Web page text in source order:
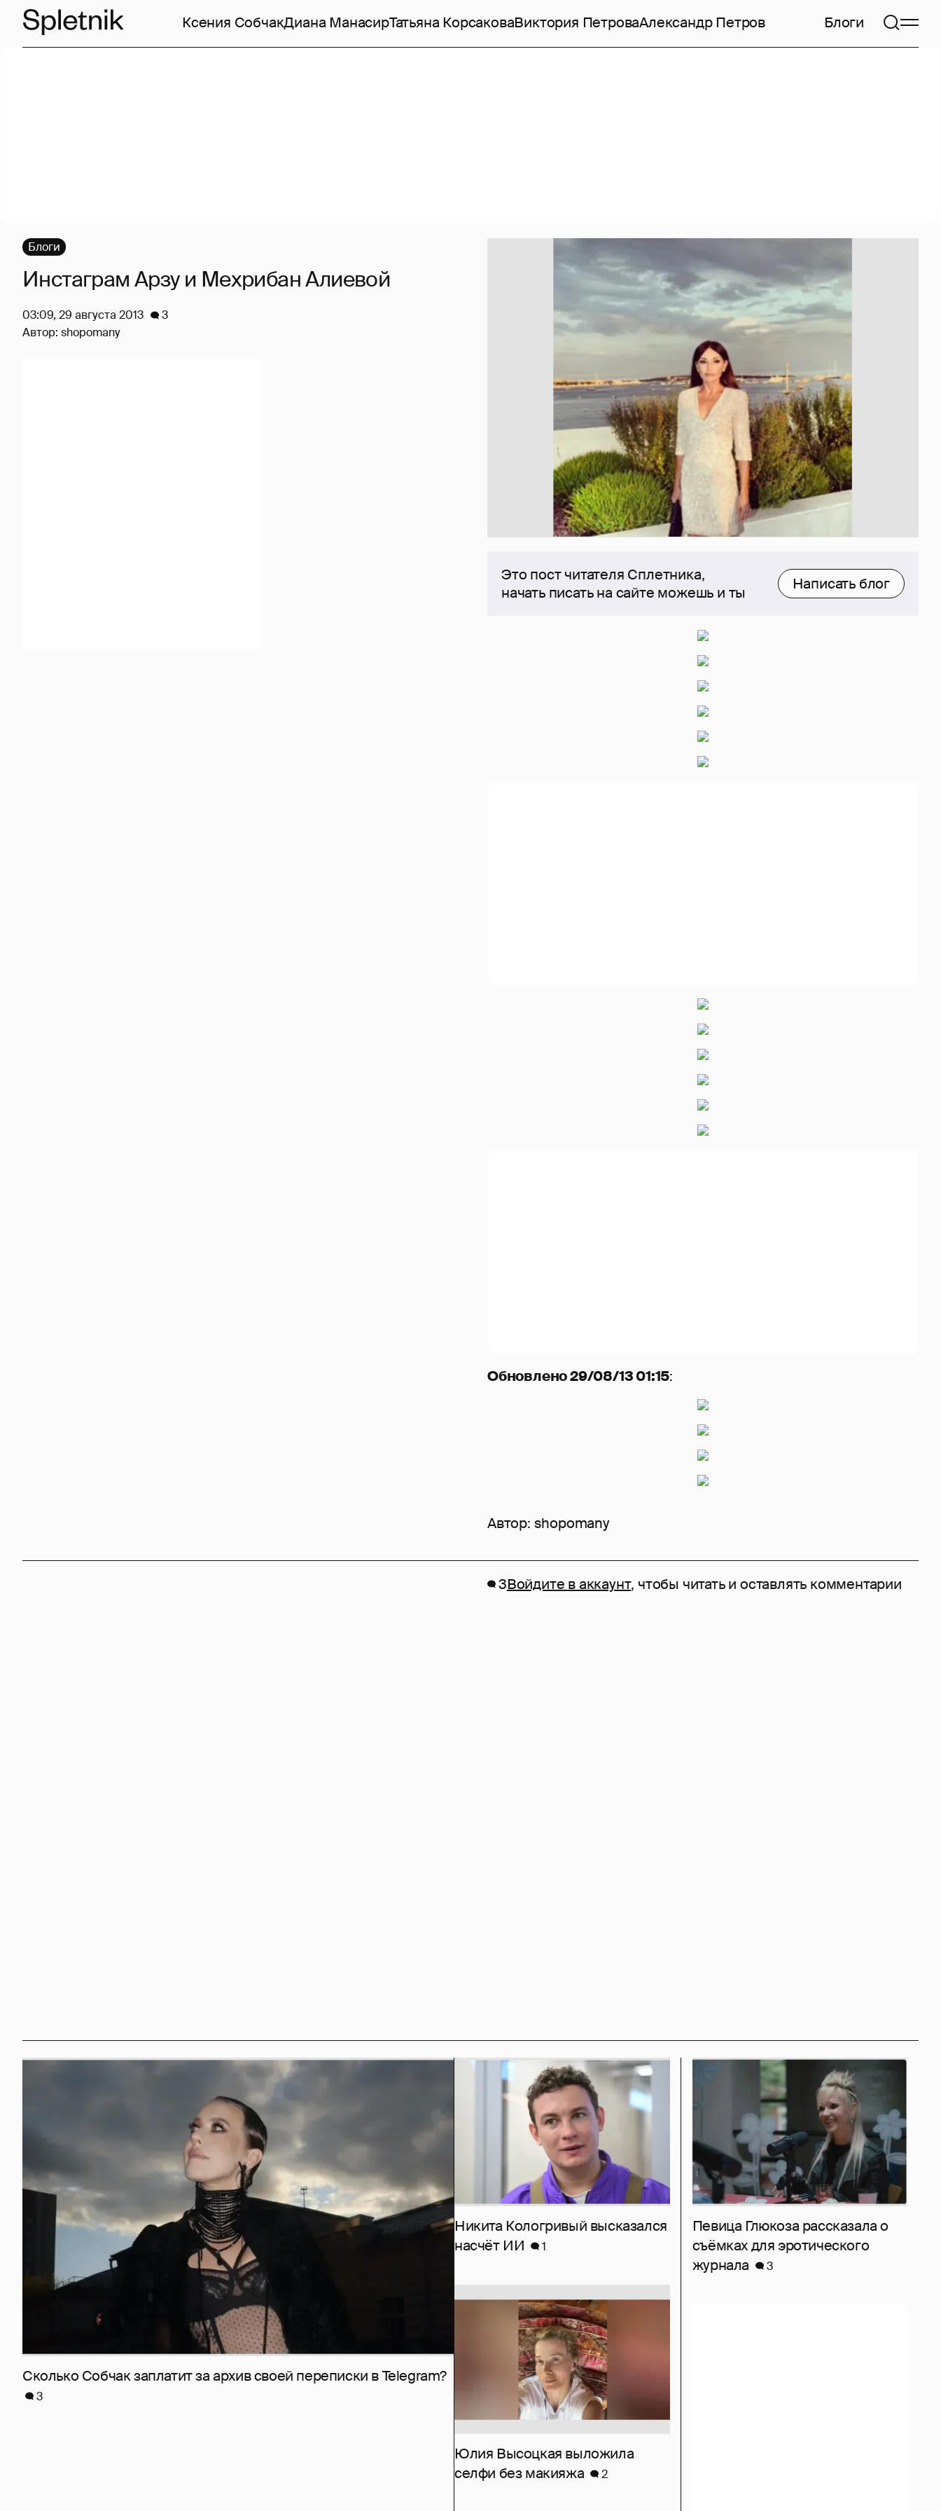
Ксения СобчакДиана МанасирТатьяна КорсаковаВиктория ПетроваАлександр Петров Блоги
Это пост читателя Сплетника,
начать писать на сайте можешь и ты
Написать блог
Обновлено 29/08/13 01:15:
Автор: shopomany
Блоги
Инстаграм Арзу и Мехрибан Алиевой
03:09, 29 августа 2013
3
Автор: shopomany
3Войдите в аккаунт, чтобы читать и оставлять комментарии
Сколько Собчак заплатит за архив своей перeписки в Telegram?
3
Никита Кологривый высказался
насчёт ИИ
1
Певица Глюкоза рассказала о
съёмках для эротического
журнала
3
Юлия Высоцкая выложила
селфи без макияжа
2